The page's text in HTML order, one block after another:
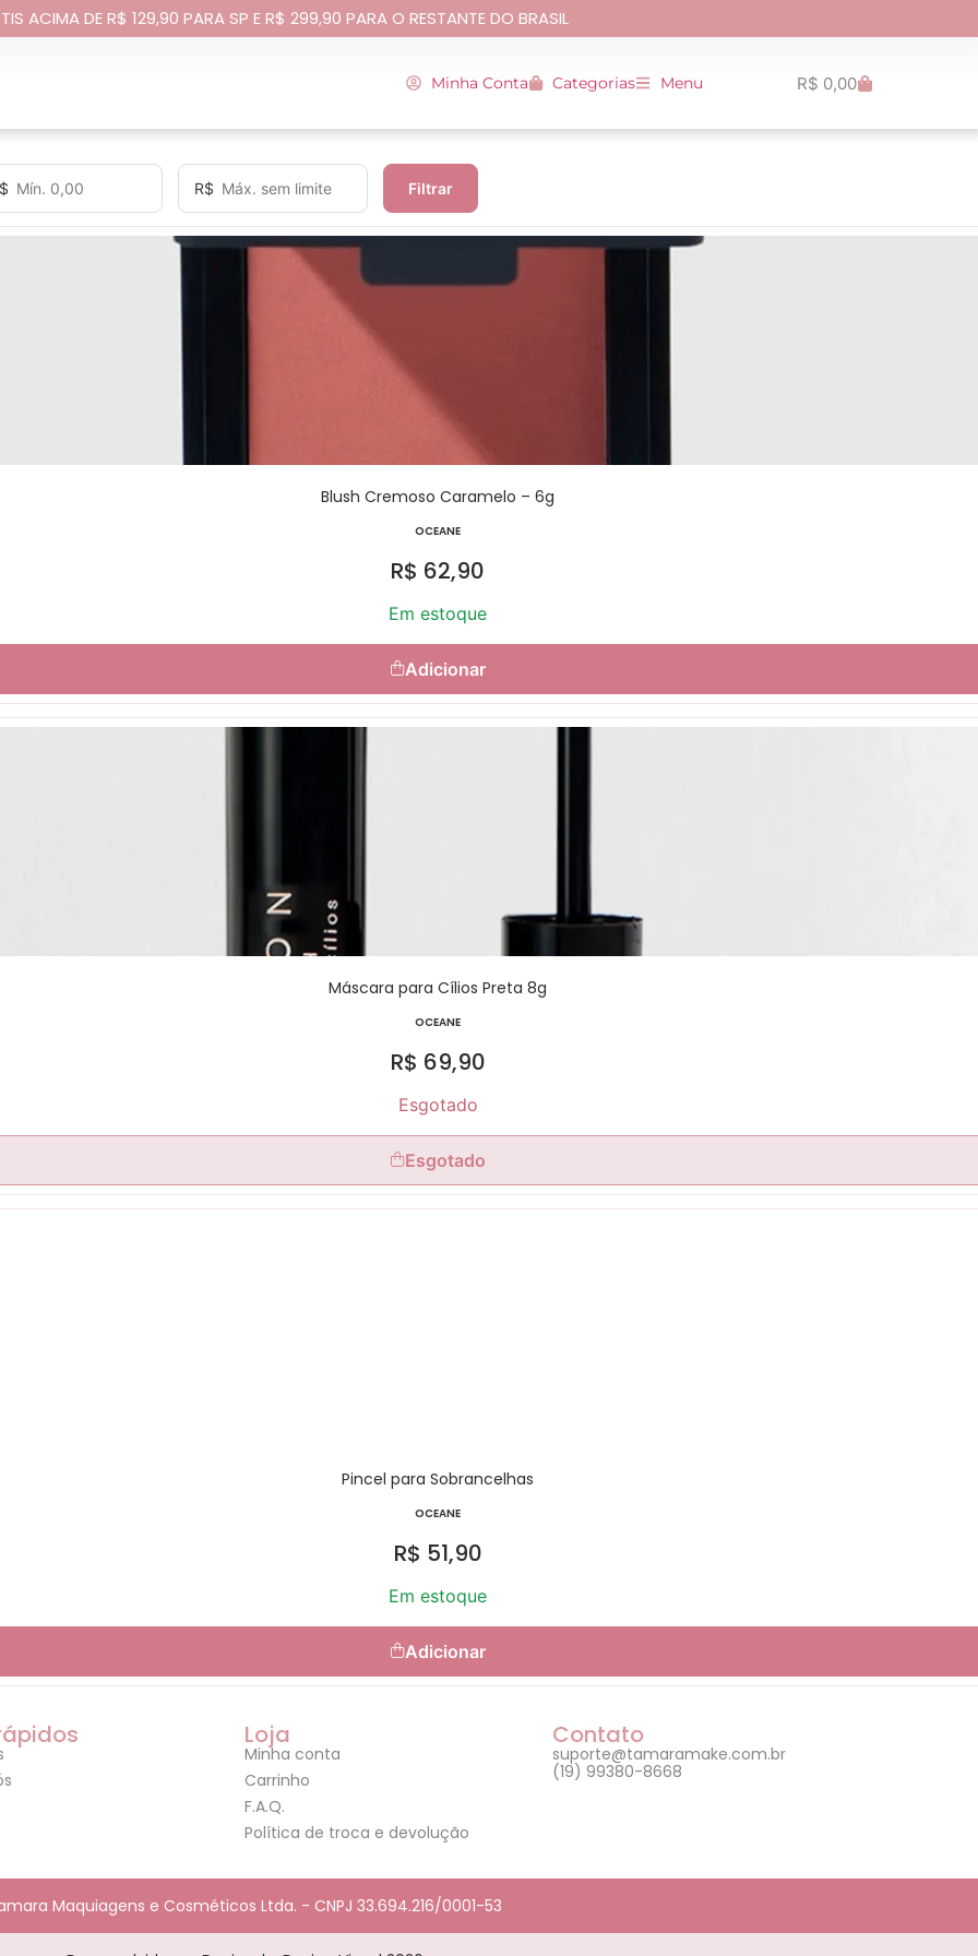
ACIMA DE R$ 129,90 PARA SP E R$ 299,90 PARA O RESTANTE DO BRASIL
Minha Conta Categorias Menu R$ 0,00
R$ Filtrar
Blush Cremoso Caramelo – 6g
OCEANE
R$ 62,90
Em estoque
Adicionar
Máscara para Cílios Preta 8g
OCEANE
R$ 69,90
Esgotado
Esgotado
Pincel para Sobrancelhas
OCEANE
R$ 51,90
Em estoque
Adicionar
Loja
Minha conta
Carrinho
F.A.Q.
Política de troca e devolução
Contato
suporte@tamaramake.com.br
(19) 99380-8668
Maquiagens e Cosméticos Ltda. - CNPJ 33.694.216/0001-53